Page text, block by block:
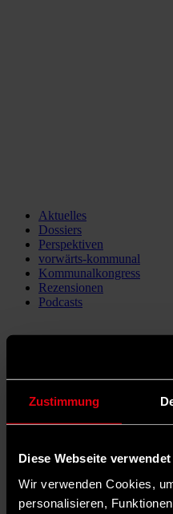
Zustimmung
Diese Webseite
Wir verwenden Cookies,
personalisieren,
Aktuelles
Dossiers
Perspektiven
vorwärts-kommunal
Kommunalkongress
Rezensionen
Podcasts